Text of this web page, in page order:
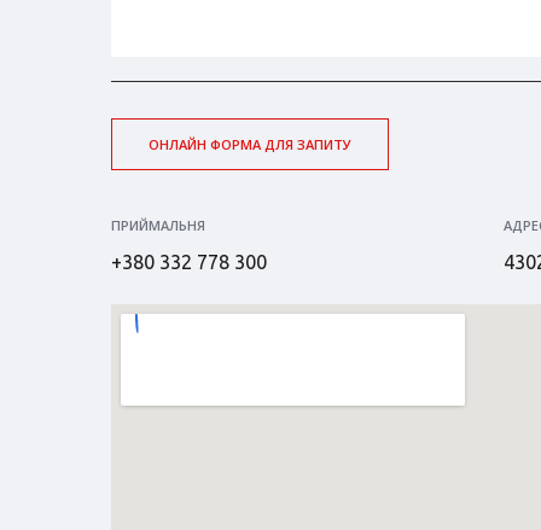
ОНЛАЙН ФОРМА ДЛЯ ЗАПИТУ
ПРИЙМАЛЬНЯ
+380 332 778 300